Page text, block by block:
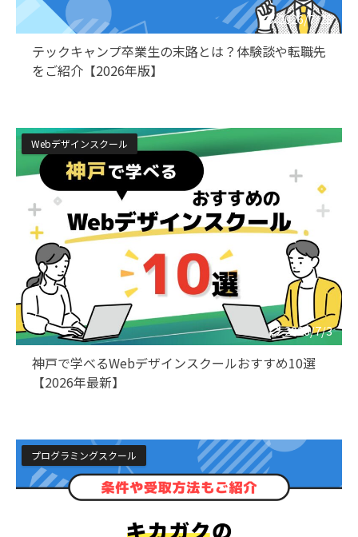
2026/7/28
テックキャンプ卒業生の末路とは？体験談や転職先
をご紹介【2026年版】
2026/7/3
Webデザインスクール
神戸で学べるWebデザインスクールおすすめ10選
【2026年最新】
プログラミングスクール